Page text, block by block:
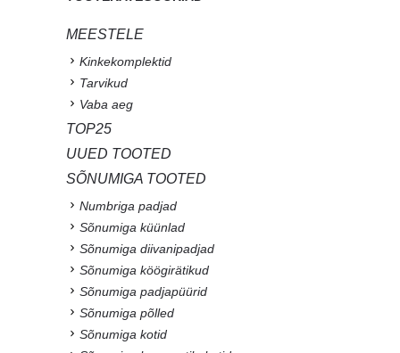
MEESTELE
Kinkekomplektid
Tarvikud
Vaba aeg
TOP25
UUED TOOTED
SÕNUMIGA TOOTED
Numbriga padjad
Sõnumiga küünlad
Sõnumiga diivanipadjad
Sõnumiga köögirätikud
Sõnumiga padjapüürid
Sõnumiga põlled
Sõnumiga kotid